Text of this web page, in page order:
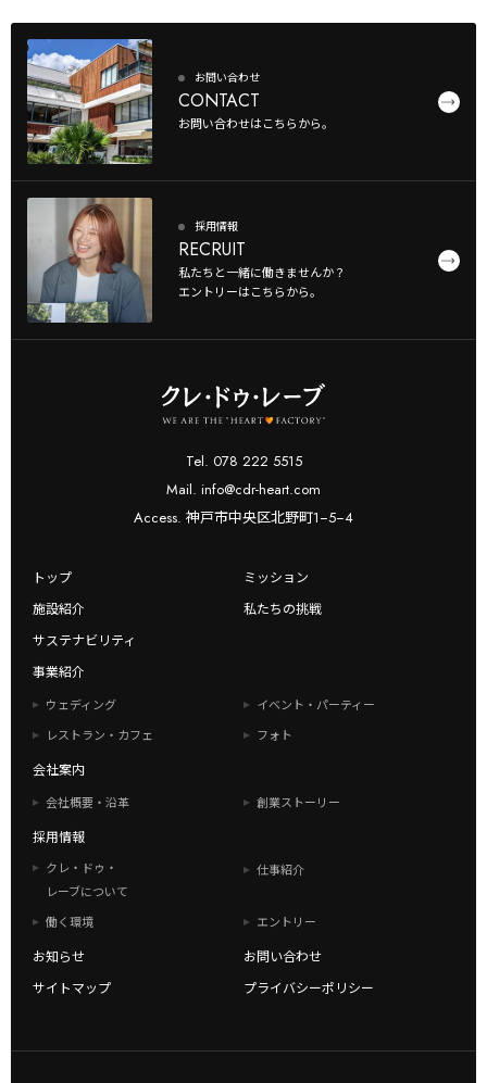
お問い合わせ
CONTACT
お問い合わせはこちらから。
採用情報
RECRUIT
私たちと一緒に働きませんか？
エントリーはこちらから。
Tel. 078 222 5515
Mail. info@cdr-heart.com
Access. 神戸市中央区北野町1−5−4
トップ
ミッション
施設紹介
私たちの挑戦
サステナビリティ
事業紹介
ウェディング
イベント・パーティー
レストラン・カフェ
フォト
会社案内
会社概要・沿革 創業ストーリー
採用情報
クレ・ドゥ・
レーブについて
仕事紹介
働く環境 エントリー
お知らせ
お問い合わせ
サイトマップ
プライバシーポリシー